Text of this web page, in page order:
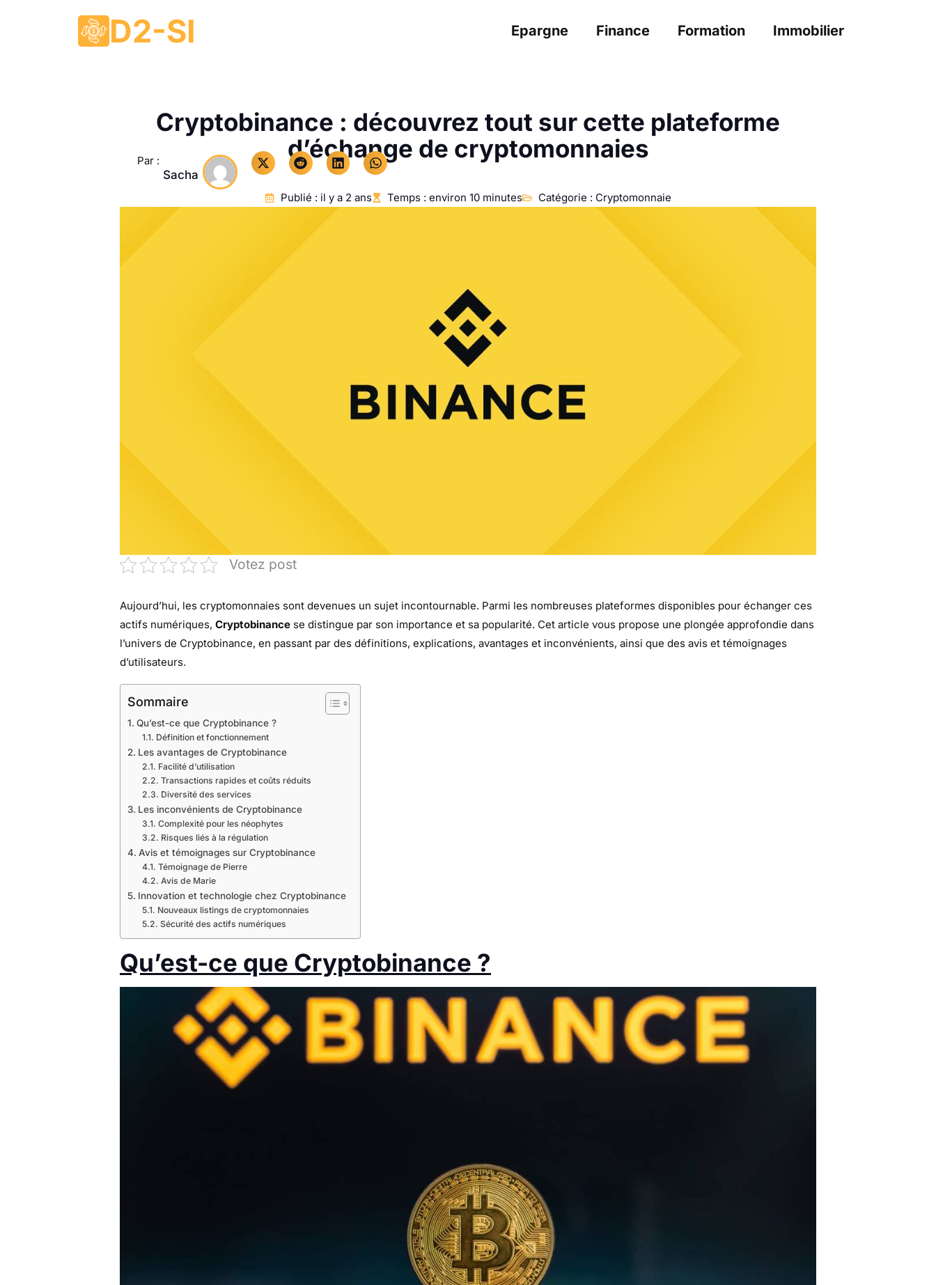
D2-SI Epargne Finance Formation Immobilier
Cryptobinance : découvrez tout sur cette plateforme
d’échange de cryptomonnaies
Par :
Sacha
Publié : il y a 2 ans Temps : environ 10 minutes Catégorie : Cryptomonnaie
Votez post
Aujourd’hui, les cryptomonnaies sont devenues un sujet incontournable. Parmi les nombreuses plateformes disponibles pour échanger ces
actifs numériques, Cryptobinance se distingue par son importance et sa popularité. Cet article vous propose une plongée approfondie dans
l’univers de Cryptobinance, en passant par des définitions, explications, avantages et inconvénients, ainsi que des avis et témoignages
d’utilisateurs.
Sommaire
Qu’est-ce que Cryptobinance ?
Définition et fonctionnement
Les avantages de Cryptobinance
Facilité d’utilisation
Transactions rapides et coûts réduits
Diversité des services
Les inconvénients de Cryptobinance
Complexité pour les néophytes
Risques liés à la régulation
Avis et témoignages sur Cryptobinance
Témoignage de Pierre
Avis de Marie
Innovation et technologie chez Cryptobinance
Nouveaux listings de cryptomonnaies
Sécurité des actifs numériques
Qu’est-ce que Cryptobinance ?